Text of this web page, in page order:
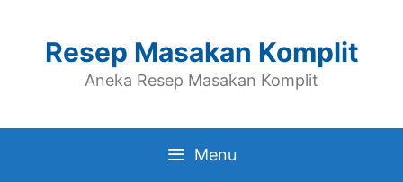
contentResep Masakan Komplit
Aneka Resep Masakan Komplit
Menu